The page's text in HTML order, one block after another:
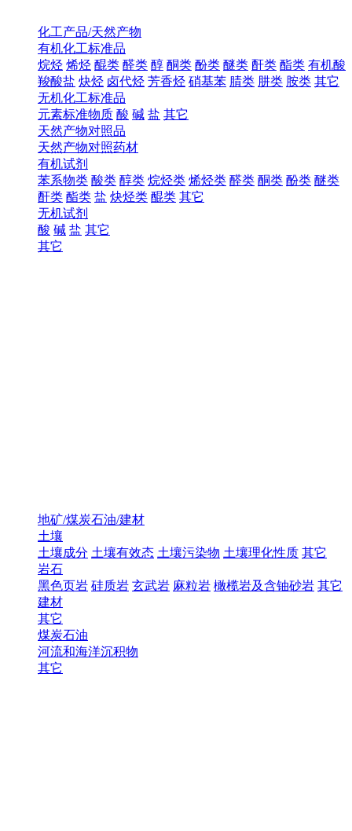
化工产品/天然产物
有机化工标准品
烷烃 烯烃 醌类 醛类 醇 酮类 酚类 醚类 酐类 酯类 有机酸
羧酸盐 炔烃 卤代烃 芳香烃 硝基苯 腈类 肼类 胺类 其它
无机化工标准品
元素标准物质 酸 碱 盐 其它
天然产物对照品
天然产物对照药材
有机试剂
苯系物类 酸类 醇类 烷烃类 烯烃类 醛类 酮类 酚类 醚类
酐类 酯类 盐 炔烃类 醌类 其它
无机试剂
酸 碱 盐 其它
其它
地矿/煤炭石油/建材
土壤
土壤成分 土壤有效态 土壤污染物 土壤理化性质 其它
岩石
黑色页岩 硅质岩 玄武岩 麻粒岩 橄榄岩及含铀砂岩 其它
建材
其它
煤炭石油
河流和海洋沉积物
其它